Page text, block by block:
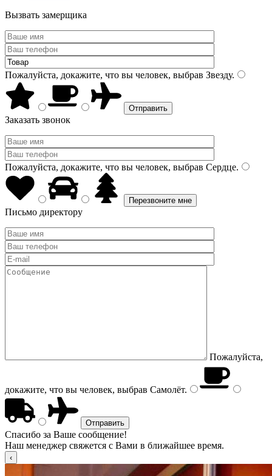
Вызвать замерщика
Пожалуйста, докажите, что вы человек, выбрав Звезду.
Заказать звонок
Пожалуйста, докажите, что вы человек, выбрав Сердце.
Письмо директору
Пожалуйста,
докажите, что вы человек, выбрав Самолёт.
Спасибо за Ваше сообщение!
Наш менеджер свяжется с Вами в ближайшее время.